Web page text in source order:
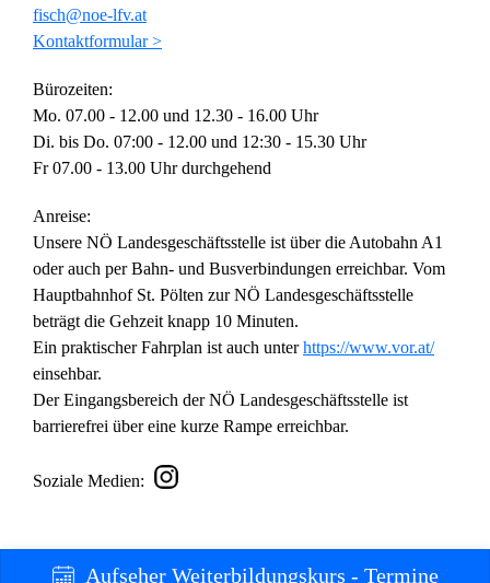
fisch@noe-lfv.at
Kontaktformular >
Bürozeiten:
Mo. 07.00 - 12.00 und 12.30 - 16.00 Uhr
Di. bis Do. 07:00 - 12.00 und 12:30 - 15.30 Uhr
Fr 07.00 - 13.00 Uhr durchgehend
Anreise:
Unsere NÖ Landesgeschäftsstelle ist über die Autobahn A1
oder auch per Bahn- und Busverbindungen erreichbar. Vom
Hauptbahnhof St. Pölten zur NÖ Landesgeschäftsstelle
beträgt die Gehzeit knapp 10 Minuten.
Ein praktischer Fahrplan ist auch unterhttps://www.vor.at/
einsehbar.
Der Eingangsbereich der NÖ Landesgeschäftsstelle ist
barrierefrei über eine kurze Rampe erreichbar.
Soziale Medien:
Aufseher Weiterbildungskurs - Termine